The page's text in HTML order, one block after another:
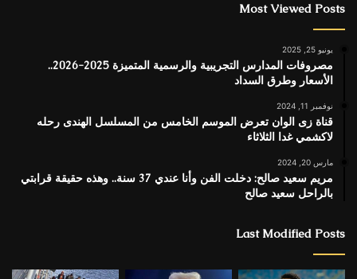
Most Viewed Posts
يونيو 25, 2025
مصروفات المدارس التجريبية والرسمية المتميزة 2025-2026..
الأسعار وطرق السداد
نوفمبر 11, 2024
قناة زى الوان تعرض الموسم الخامس من المسلسل الهندى رحله
لاكشمي غدا الثلاثاء
مارس 20, 2024
مريم سعيد صالح: دخلت الفن وأنا عندي 37 سنة.. وهذه حقيقة قرابتي
بالراحل سعيد صالح
Last Modified Posts